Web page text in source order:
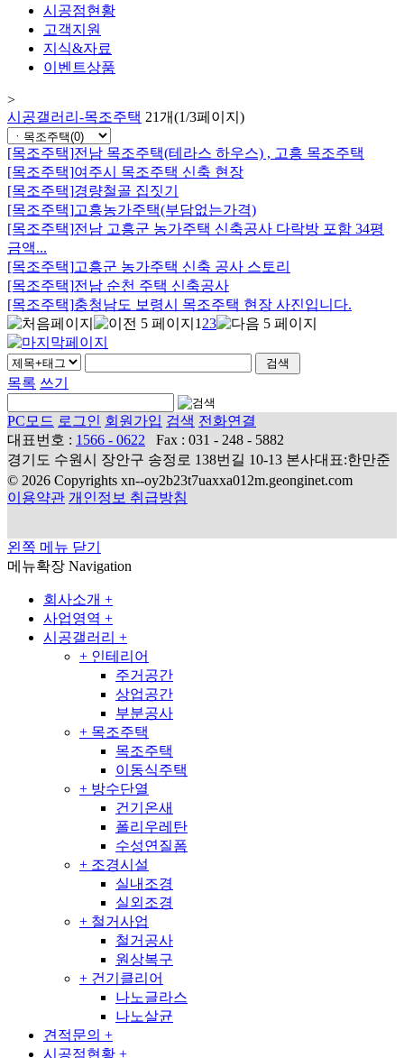
시공점현황
고객지원
지식&자료
이벤트상품
>
시공갤러리-목조주택 21개(1/3페이지)
[목조주택]전남 목조주택(테라스 하우스) , 고흥 목조주택
[목조주택]여주시 목조주택 신축 현장
[목조주택]경량철골 집짓기
[목조주택]고흥농가주택(부담없는가격)
[목조주택]전남 고흥군 농가주택 신축공사 다락방 포함 34평
금액...
[목조주택]고흥군 농가주택 신축 공사 스토리
[목조주택]전남 순천 주택 신축공사
[목조주택]충청남도 보령시 목조주택 현장 사진입니다.
1 23
목록 쓰기
PC모드 로그인 회원가입 검색 전화연결
대표번호 : 1566 - 0622
Fax : 031 - 248 - 5882
경기도 수원시 장안구 송정로 138번길 10-13 본사대표:한만준
© 2026 Copyrights xn--oy2b23t7uaxxa012m.geonginet.com
이용약관 개인정보 취급방침
왼쪽 메뉴 닫기
메뉴확장 Navigation
회사소개 +
사업영역 +
시공갤러리 +
+ 인테리어
주거공간
상업공간
부분공사
+ 목조주택
목조주택
이동식주택
+ 방수단열
건기온새
폴리우레탄
수성연질폼
+ 조경시설
실내조경
실외조경
+ 철거사업
철거공사
원상복구
+ 건기클리어
나노글라스
나노살균
견적문의 +
시공점현황 +